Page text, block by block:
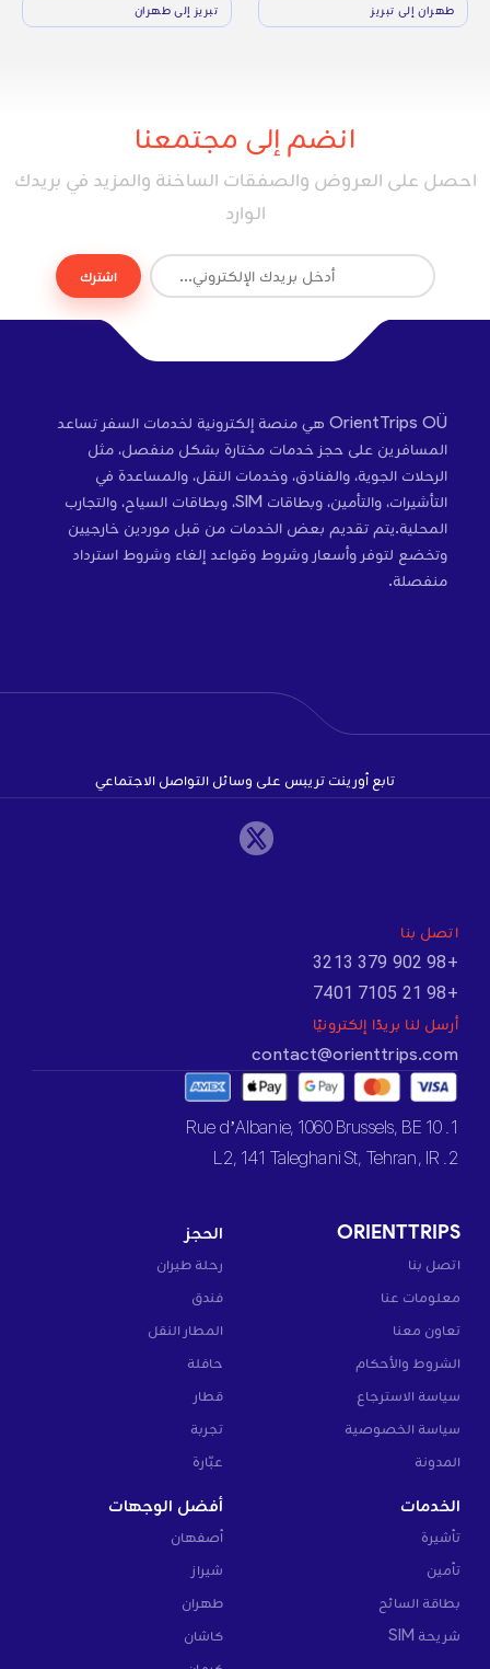
طهران إلى تبريز تبريز إلى طهران
انضم إلى مجتمعنا
احصل على العروض والصفقات الساخنة والمزيد في بريدك
الوارد
اشترك
OrientTrips OÜ هي منصة إلكترونية لخدمات السفر تساعد
المسافرين على حجز خدمات مختارة بشكل منفصل، مثل
الرحلات الجوية، والفنادق، وخدمات النقل، والمساعدة في
التأشيرات، والتأمين، وبطاقات SIM، وبطاقات السياح، والتجارب
المحلية.يتم تقديم بعض الخدمات من قبل موردين خارجيين
وتخضع لتوفر وأسعار وشروط وقواعد إلغاء وشروط استرداد
منفصلة.
تابع أورينت تريبس على وسائل التواصل الاجتماعي
اتصل بنا
+98 902 379 3213
+98 21 7105 7401
أرسل لنا بريدًا إلكترونيًا
contact@orienttrips.com
1. 10 Rue d’Albanie, 1060 Brussels, BE
2. L2, 141 Taleghani St, Tehran, IR
ORIENTTRIPS
اتصل بنا
معلومات عنا
تعاون معنا
الشروط والأحكام
سياسة الاسترجاع
سياسة الخصوصية
المدونة
الحجز
رحلة طيران
فندق
المطار النقل
حافلة
قطار
تجربة
عبّارة
الخدمات
تأشيرة
تأمين
بطاقة السائح
شريحة SIM
أفضل الوجهات
أصفهان
شيراز
طهران
كاشان